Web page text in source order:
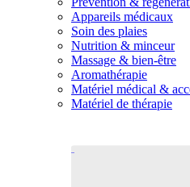
Appareils médicaux
Soin des plaies
Nutrition & minceur
Massage & bien-être
Aromathérapie
Matériel médical &
Matériel de thérapie